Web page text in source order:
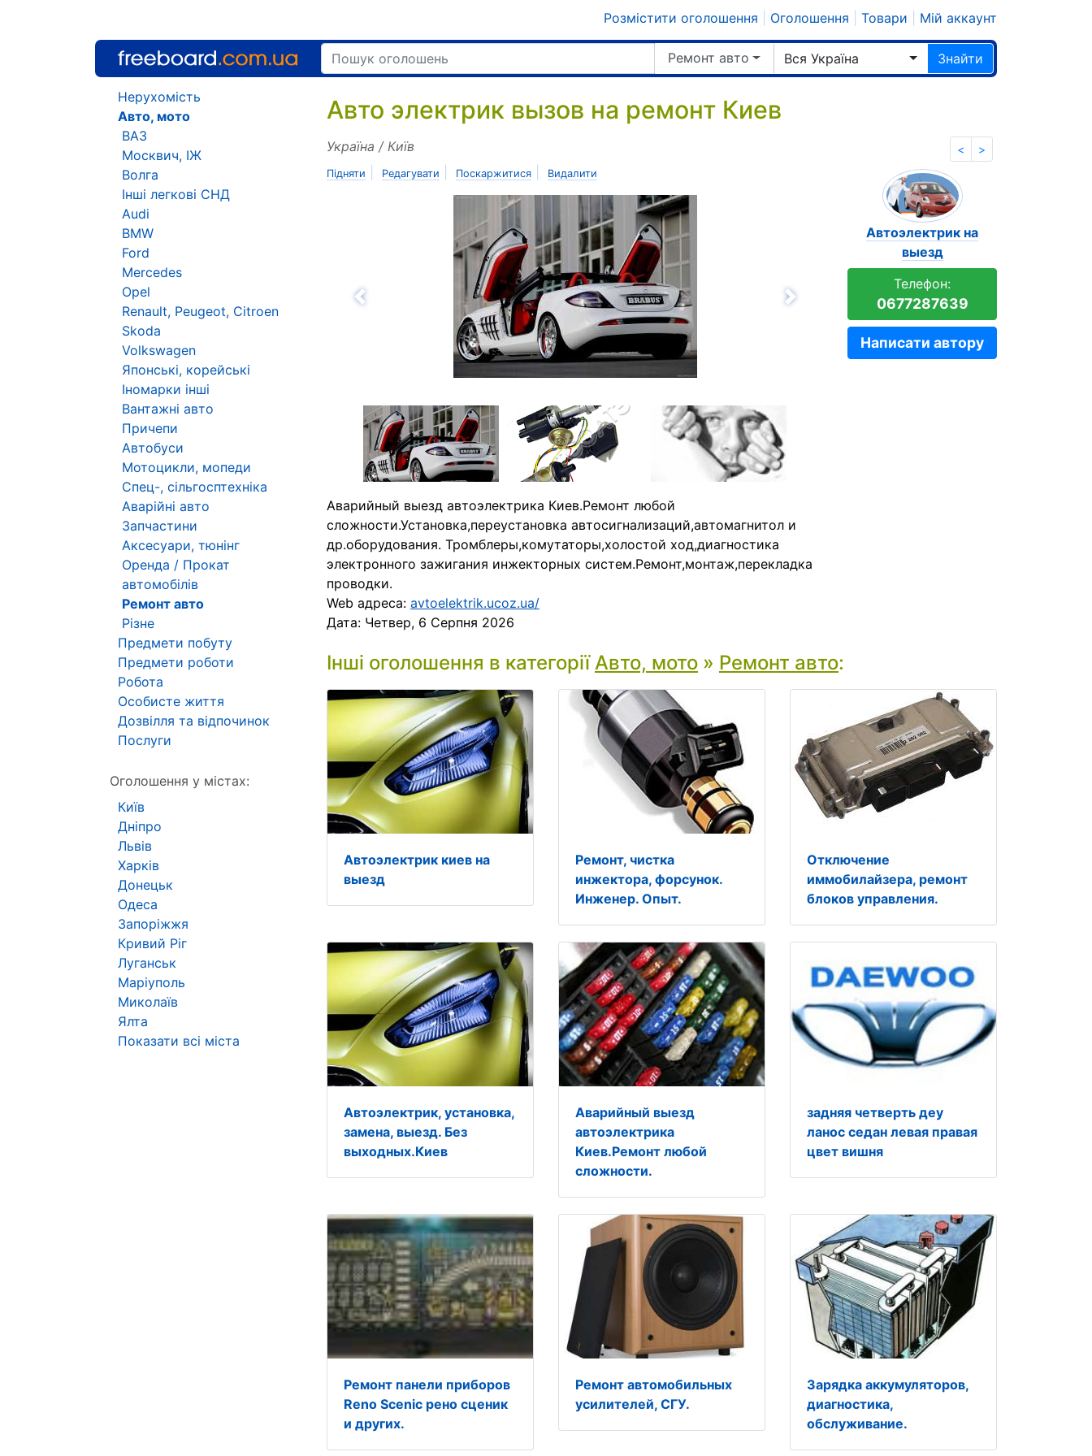
Розмістити оголошення Оголошення Товари Мій аккаунт
Ремонт авто Вся Україна Знайти
Авто электрик вызов на ремонт Киев
< >
Україна / Київ
Підняти Редагувати Поскаржитися Видалити
Назад
Аварийный выезд автоэлектрика Киев.Ремонт любой
сложности.Установка,переустановка автосигнализаций,автомагнитол и
др.оборудования. Тромблеры,комутаторы,холостой ход,диагностика
электронного зажигания инжекторных систем.Ремонт,монтаж,перекладка
проводки.
Web адреса: avtoelektrik.ucoz.ua/
Дата: Четвер, 6 Серпня 2026
Автоэлектрик на
выезд
Телефон:
0677287639
Написати автору
Інші оголошення в категоріїАвто, мото » Ремонт авто:
Автоэлектрик киев на
выезд
Ремонт, чистка
инжектора, форсунок.
Инженер. Опыт.
Отключение
иммобилайзера, ремонт
блоков управления.
Автоэлектрик, установка,
замена, выезд. Без
выходных.Киев
Аварийный выезд
автоэлектрика
Киев.Ремонт любой
сложности.
задняя четверть деу
ланос седан левая правая
цвет вишня
Ремонт панели приборов
Reno Scenic рено сценик
и других.
Ремонт автомобильных
усилителей, СГУ.
Зарядка аккумуляторов,
диагностика,
обслуживание.
Нерухомість
Авто, мото
ВАЗ
Москвич, ІЖ
Волга
Інші легкові СНД
Audi
BMW
Ford
Mercedes
Opel
Renault, Peugeot, Citroen
Skoda
Volkswagen
Японські, корейські
Іномарки інші
Вантажні авто
Причепи
Автобуси
Мотоцикли, мопеди
Спец-, сільгосптехніка
Аварійні авто
Запчастини
Аксесуари, тюнінг
Оренда / Прокат
автомобілів
Ремонт авто
Різне
Предмети побуту
Предмети роботи
Робота
Особисте життя
Дозвілля та відпочинок
Послуги
Оголошення у містах:
Київ
Дніпро
Львів
Харків
Донецьк
Одеса
Запоріжжя
Кривий Ріг
Луганськ
Маріуполь
Миколаїв
Ялта
Показати всі міста